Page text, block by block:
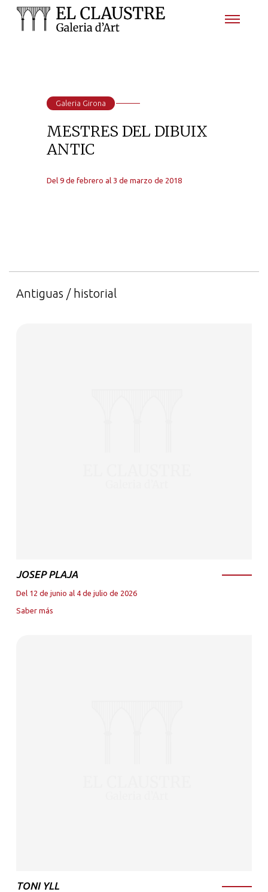
Galeria Girona
MESTRES DEL DIBUIX
ANTIC
Del 9 de febrero al 3 de marzo de 2018
Antiguas / historial
JOSEP PLAJA
Del 12 de junio al 4 de julio de 2026
Saber más
TONI YLL